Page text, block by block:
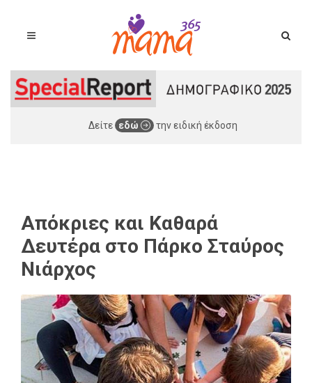
Δείτε εδώ την ειδική έκδοση
Απόκριες και Καθαρά
Δευτέρα στο Πάρκο Σταύρος
Νιάρχος